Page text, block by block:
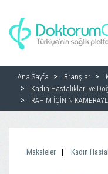
Ana Sayfa Branşlar
Kadın Hastalıkları ve
RAHİM İÇİNİN
Makaleler Kadın